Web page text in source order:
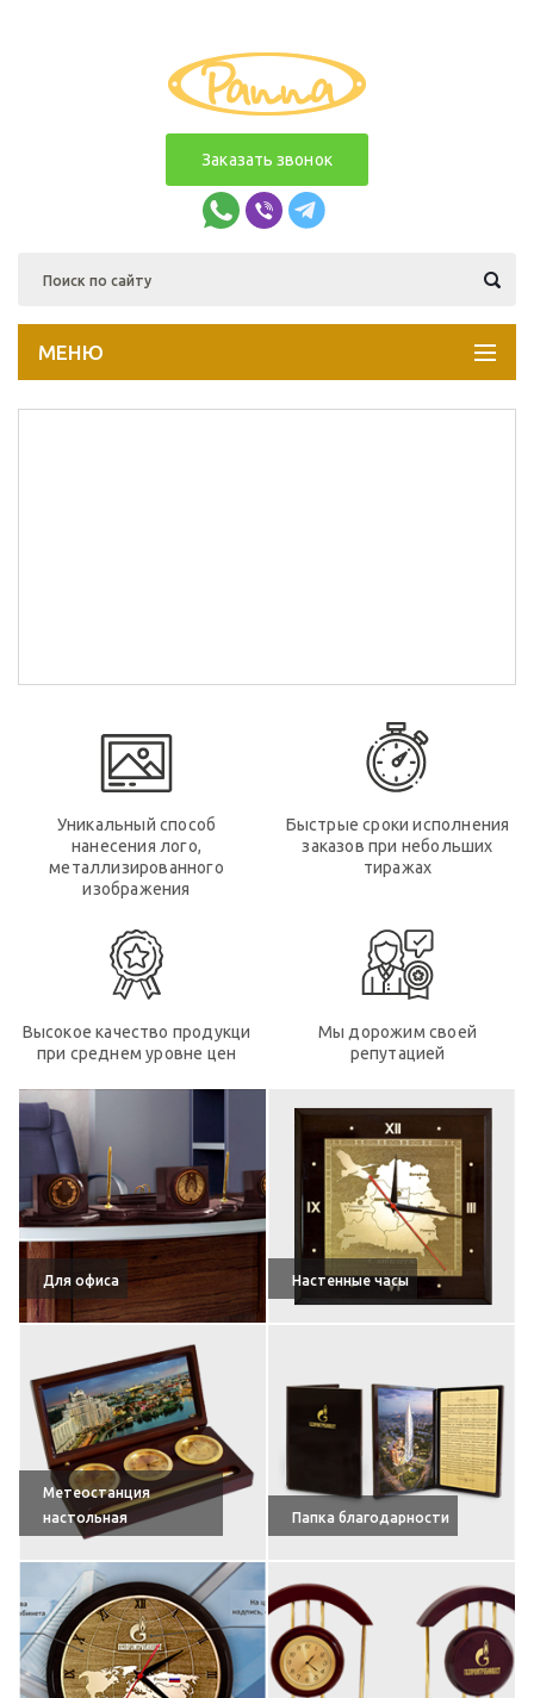
Заказать звонок
МЕНЮ
Уникальный способ
нанесения лого,
металлизированного
изображения
Быстрые сроки исполнения
заказов при небольших
тиражах
Высокое качество продукци
при среднем уровне цен
Мы дорожим своей
репутацией
Для офиса Настенные часы
Метеостанция
настольная
Папка благодарности